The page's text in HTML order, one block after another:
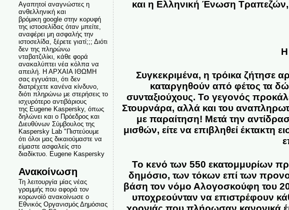
Αγαπητοί αναγνώστες η
ανθελληνική και
βρόμικη google στην κορυφή
της ιστοσελίδας όταν μπείτε,
αναφέρει μη ασφαλής την
ιστοσελίδα, ξέρετε γιατί;;; Διότι
δεν της πληρώνω
νταβατζιλίκι, κάθε φορά
ανακαλύπτει νέα κόλπα να
απειλή. Η ΑΡΧΑΙΑ ΙΘΩΜΗ
σας εγγυάται, ότι δεν
διατρέχετε κανένα κίνδυνο,
διότι πληρώνω με στερήσεις το
ισχυρότερο αντιβάριους
της Eugene Kaspersky, όπως
δηλώνει και ο Πρόεδρος και
Διευθύνων Σύμβουλος της
Kaspersky Lab "Πιστεύουμε
ότι όλοι μας δικαιούμαστε να
είμαστε ασφαλείς στο
διαδίκτυο. Eugene Kaspersky
Ανακοίνωση
Τη λειτουργία μίας νέας
γραμμής που αφορά τον
κορωνοϊό ανακοίνωσε ο
Εθνικός Οργανισμός Δημόσιας
και η Ελληνική Ένωση Τραπεζών
Η
Συγκεκριμένα, η τρόικα ζήτησε
καταργηθούν από φέτος τα
συνταξιούχους. Το γεγονός
Στουρνάρα, αλλά και του
με παραίτηση! Μετά την
μισθών, είτε να επιβληθεί
Το κενό των 550 εκατομμυρίων
δημόσιο, των τόκων επί των
βάση τον νόμο Αλογοσκούφη του
υποχρεούνταν να επιστρέφουν